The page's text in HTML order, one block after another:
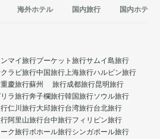
海外ホテル 国内旅行 国内ホテル
マイ旅行プーケット旅行サムイ島旅行
クラビ旅行中国旅行上海旅行ハルビン旅行
重慶旅行蘇州 旅行成都旅行昆明旅行
ラ旅行奔子欄旅行韓国旅行ソウル旅行
仁川旅行大邱旅行台湾旅行台北旅行
阿里山旅行台中旅行フィリピン旅行
ク旅行ボホール旅行シンガポール旅行